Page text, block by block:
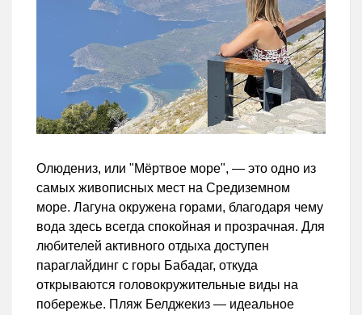
Олюдениз, или "Мёртвое море", — это одно из
самых живописных мест на Средиземном
море. Лагуна окружена горами, благодаря чему
вода здесь всегда спокойная и прозрачная. Для
любителей активного отдыха доступен
параглайдинг с горы Бабадаг, откуда
открываются головокружительные виды на
побережье. Пляж Белджекиз — идеальное